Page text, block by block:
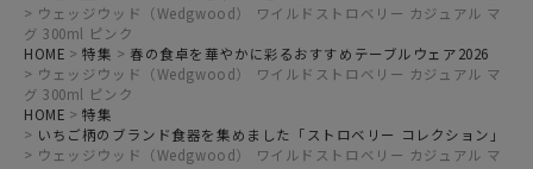
ウェッジウッド（Wedgwood） ワイルドストロベリー カジュアル マ
グ 300ml ピンク
HOME
特集
春の食卓を華やかに彩るおすすめテーブルウェア2026
ウェッジウッド（Wedgwood） ワイルドストロベリー カジュアル マ
グ 300ml ピンク
HOME
特集
いちご柄のブランド食器を集めました「ストロベリー コレクション」
ウェッジウッド（Wedgwood） ワイルドストロベリー カジュアル マ